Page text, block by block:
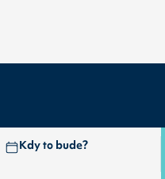
Kdy to bude?